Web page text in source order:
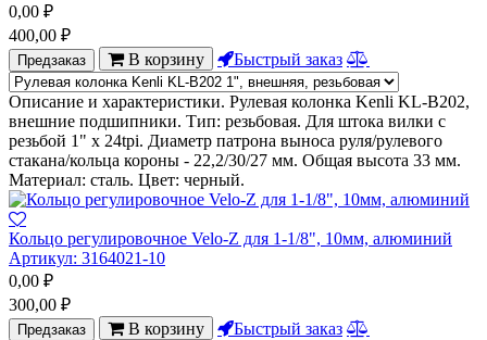
0,00 ₽
400,00 ₽
Предзаказ В корзину Быстрый заказ
Описание и характеристики. Рулевая колонка Kenli KL-B202,
внешние подшипники. Тип: резьбовая. Для штока вилки с
резьбой 1" х 24tpi. Диаметр патрона выноса руля/рулевого
стакана/кольца короны - 22,2/30/27 мм. Общая высота 33 мм.
Материал: сталь. Цвет: черный.
Кольцо регулировочное Velo-Z для 1-1/8", 10мм, алюминий
Артикул: 3164021-10
0,00 ₽
300,00 ₽
Предзаказ В корзину Быстрый заказ